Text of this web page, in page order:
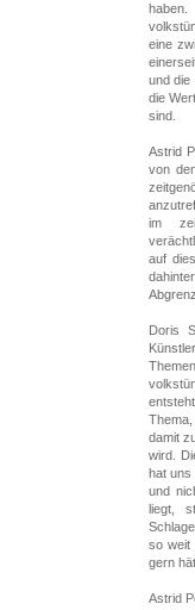
eine
und die
die
sind.
Astrid
von
im
auf
Doris
damit
wird.
hat
und
liegt,
so weit
gern
Astrid